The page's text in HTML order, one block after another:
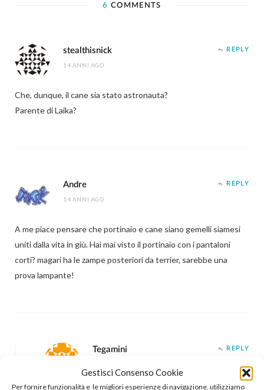
Gestisci Consenso Cookie
Per fornire funzionalità e le migliori esperienze di navigazione, utilizziamo
6 COMMENTS
stealthisnick
14 ANNI AGO
REPLY
Che, dunque, il cane sia stato astronauta?
Parente di Laika?
Andre
14 ANNI AGO
REPLY
A me piace pensare che portinaio e cane siano gemelli siamesi
uniti dalla vita in giù. Hai mai visto il portinaio con i pantaloni
corti? magari ha le zampe posteriori da terrier, sarebbe una
prova lampante!
Tegamini REPLY